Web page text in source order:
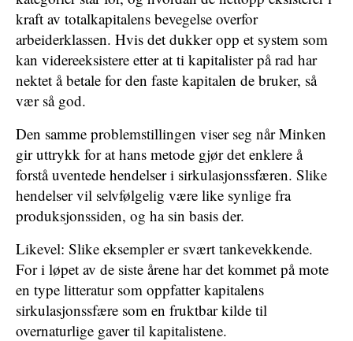
kraft av totalkapitalens bevegelse overfor
arbeiderklassen. Hvis det dukker opp et system som
kan videreeksistere etter at ti kapitalister på rad har
nektet å betale for den faste kapitalen de bruker, så
vær så god.
Den samme problemstillingen viser seg når Minken
gir uttrykk for at hans metode gjør det enklere å
forstå uventede hendelser i sirkulasjonssfæren. Slike
hendelser vil selvfølgelig være like synlige fra
produksjonssiden, og ha sin basis der.
Likevel: Slike eksempler er svært tankevekkende.
For i løpet av de siste årene har det kommet på mote
en type litteratur som oppfatter kapitalens
sirkulasjonssfære som en fruktbar kilde til
overnaturlige gaver til kapitalistene.